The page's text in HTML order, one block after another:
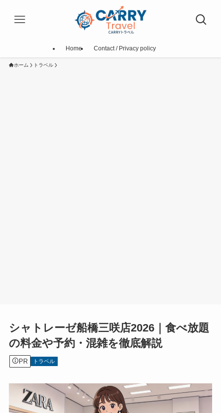
Home Contact / Privacy policy
ホーム トラベル
シャトレーゼ船橋三咲店2026｜食べ放題
の料金や予約・混雑を徹底解説
PR トラベル